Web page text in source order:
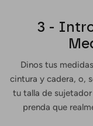
3 -
Dinos tus
cintura y cadera, o,
tu talla de
prenda que